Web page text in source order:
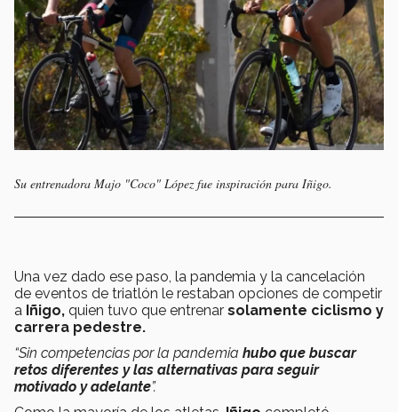
Su entrenadora Majo "Coco" López fue inspiración para Iñigo.
Una vez dado ese paso, la pandemia y la cancelación
de eventos de triatlón le restaban opciones de competir
a Iñigo, quien tuvo que entrenar solamente ciclismo y
carrera pedestre.
“Sin competencias por la pandemia hubo que buscar
retos diferentes y las alternativas para seguir
motivado y adelante”.